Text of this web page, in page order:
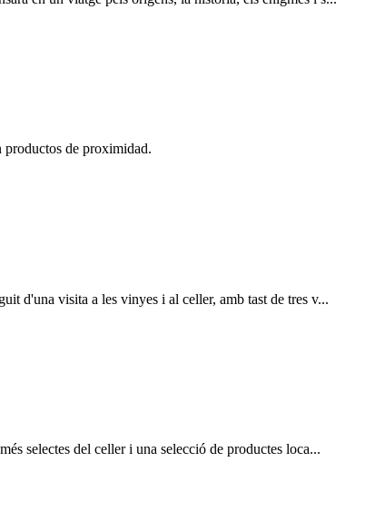
productos de proximidad.
d'una visita a les vinyes i al celler, amb tast de tres v...
selectes del celler i una selecció de productes loca...